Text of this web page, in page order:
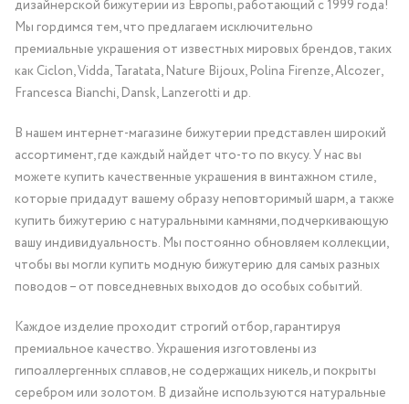
дизайнерской бижутерии из Европы, работающий с 1999 года!
Мы гордимся тем, что предлагаем исключительно
премиальные украшения от известных мировых брендов, таких
как Ciclon, Vidda, Taratata, Nature Bijoux, Polina Firenze, Alcozer,
Francesca Bianchi, Dansk, Lanzerotti и др.
В нашем интернет-магазине бижутерии представлен широкий
ассортимент, где каждый найдет что-то по вкусу. У нас вы
можете купить качественные украшения в винтажном стиле,
которые придадут вашему образу неповторимый шарм, а также
купить бижутерию с натуральными камнями, подчеркивающую
вашу индивидуальность. Мы постоянно обновляем коллекции,
чтобы вы могли купить модную бижутерию для самых разных
поводов – от повседневных выходов до особых событий.
Каждое изделие проходит строгий отбор, гарантируя
премиальное качество. Украшения изготовлены из
гипоаллергенных сплавов, не содержащих никель, и покрыты
серебром или золотом. В дизайне используются натуральные